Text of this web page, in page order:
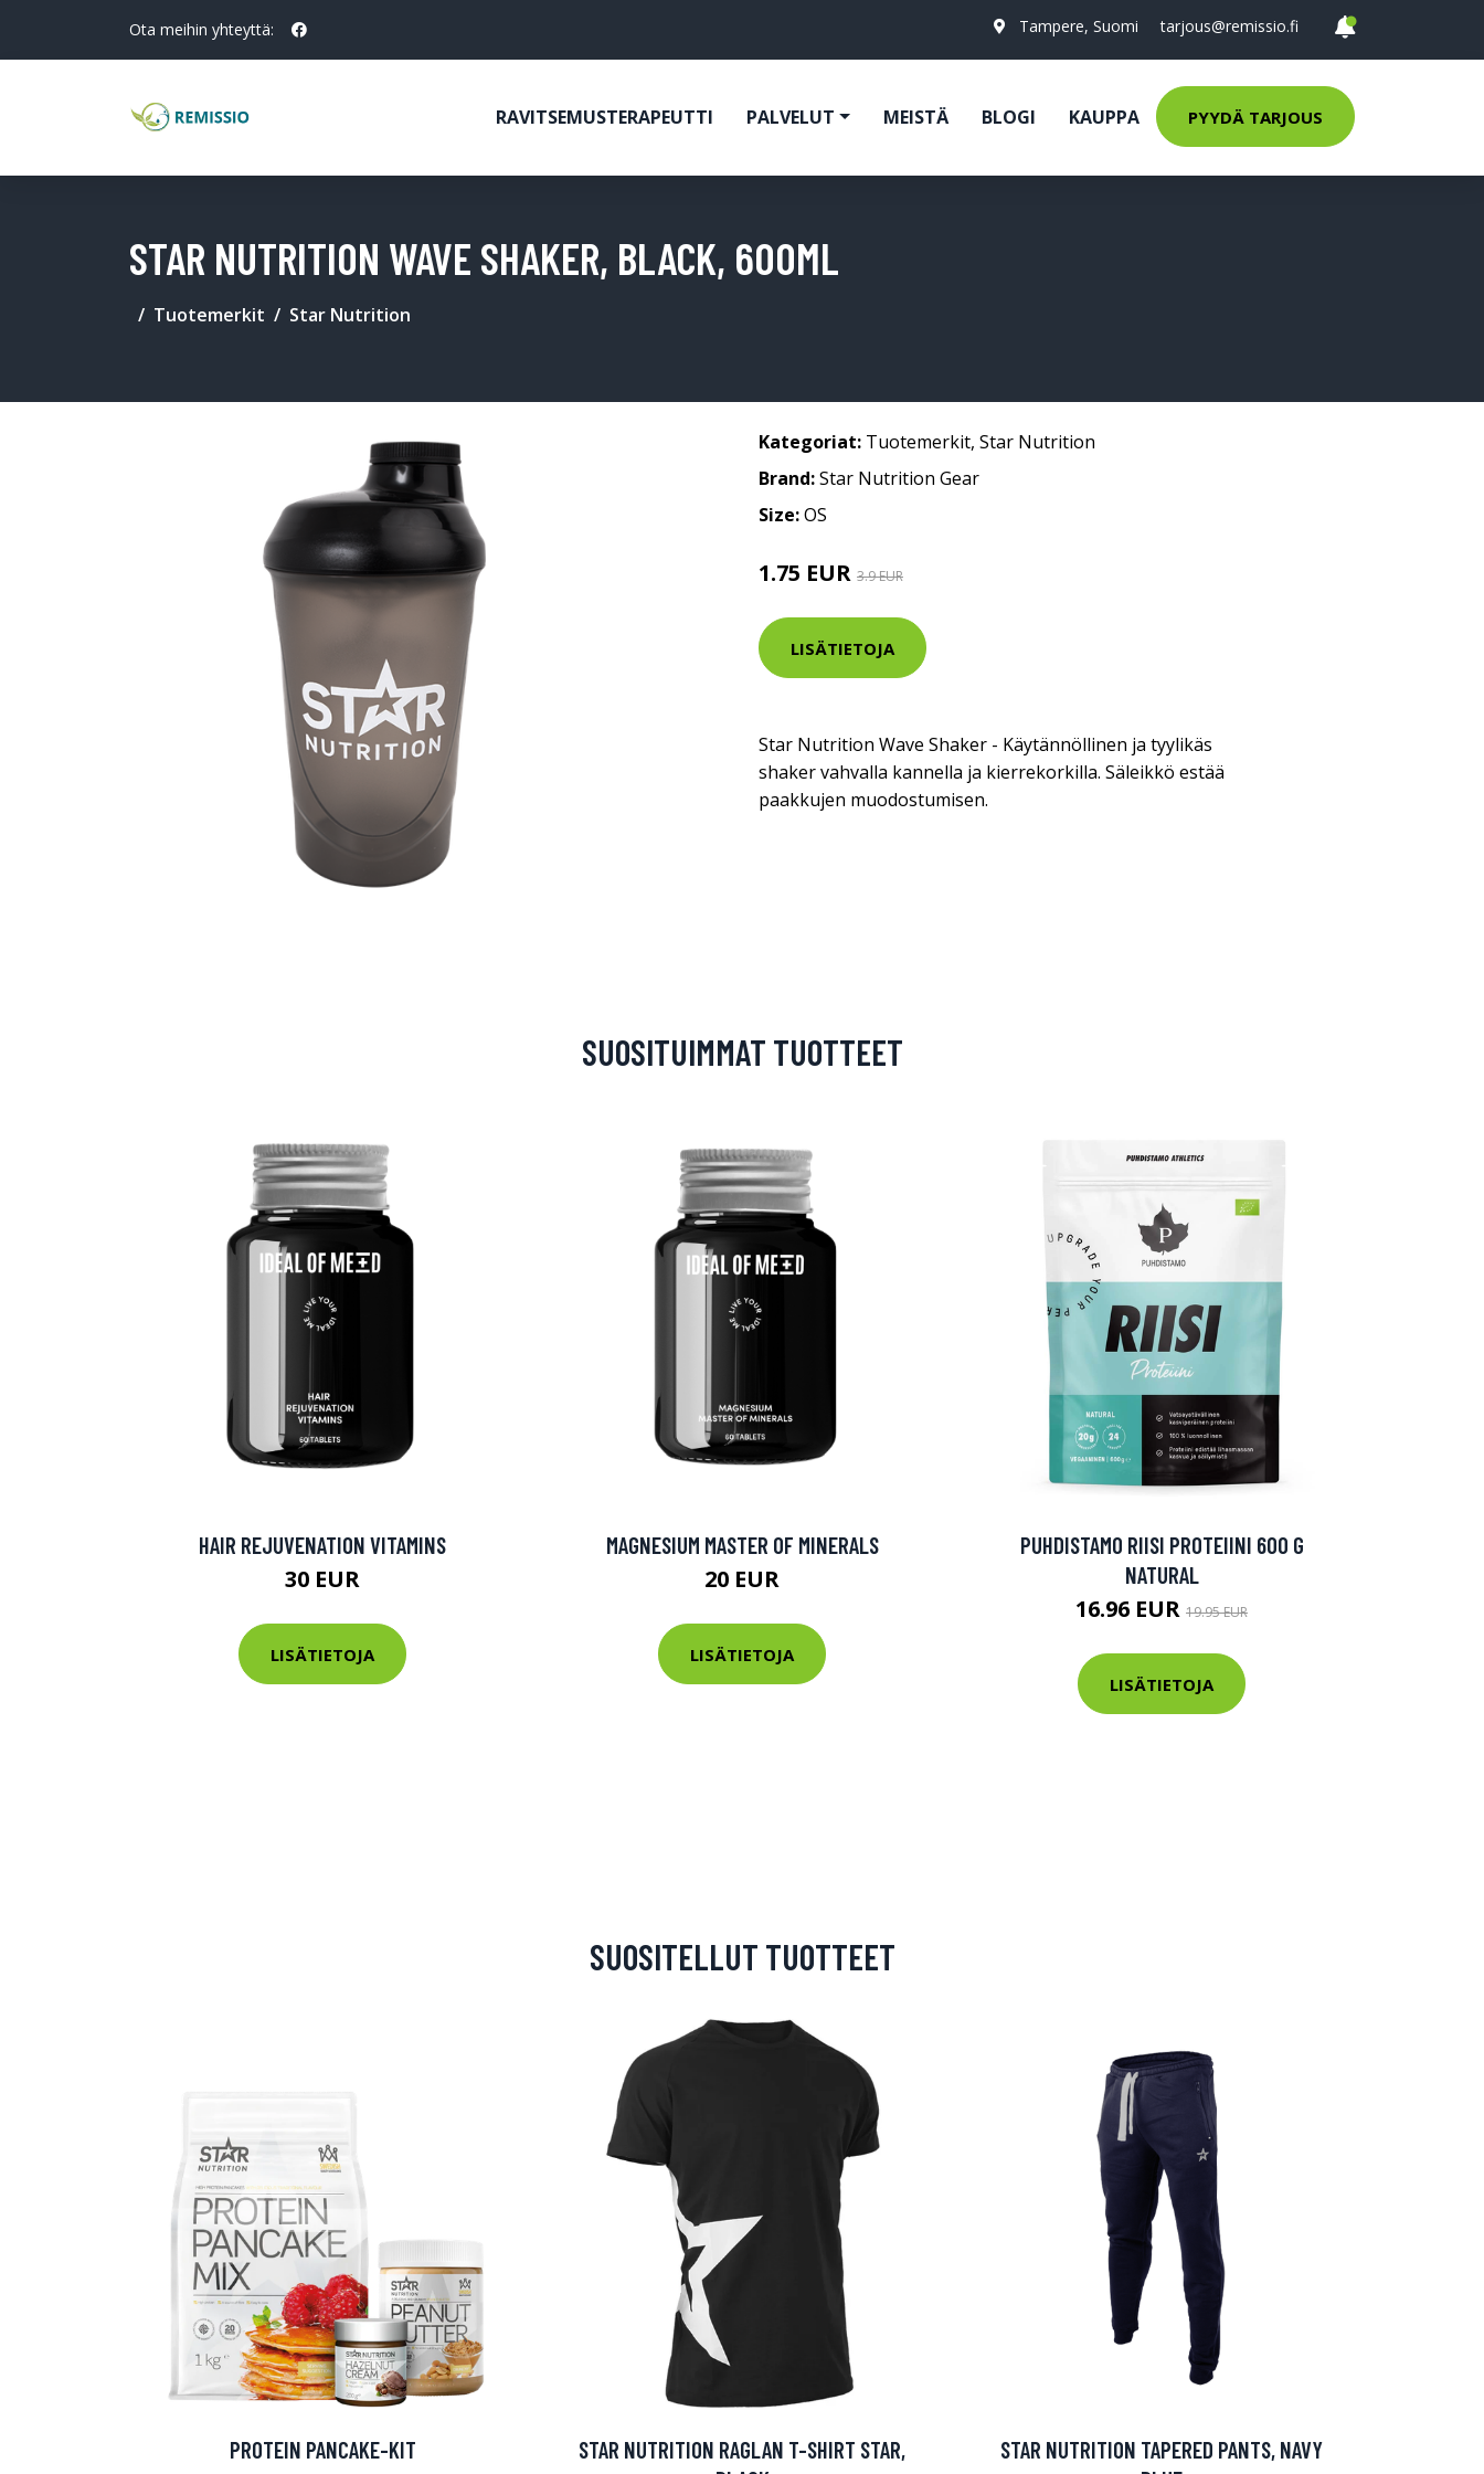
Ota meihin yhteyttä: Tampere, Suomi tarjous@remissio.fi
RAVITSEMUSTERAPEUTTI PALVELUT MEISTÄ BLOGI KAUPPA PYYDÄ TARJOUS
STAR NUTRITION WAVE SHAKER, BLACK, 600ML
Tuotemerkit Star Nutrition
Kategoriat: Tuotemerkit, Star Nutrition
Brand:Star Nutrition Gear
Size:OS
1.75 EUR 3.9 EUR
LISÄTIETOJA
Star Nutrition Wave Shaker - Käytännöllinen ja tyylikäs
shaker vahvalla kannella ja kierrekorkilla. Säleikkö estää
paakkujen muodostumisen.
SUOSITUIMMAT TUOTTEET
HAIR REJUVENATION VITAMINS
30 EUR
LISÄTIETOJA
MAGNESIUM MASTER OF MINERALS
20 EUR
LISÄTIETOJA
PUHDISTAMO RIISI PROTEIINI 600 G
NATURAL
16.96 EUR 19.95 EUR
LISÄTIETOJA
SUOSITELLUT TUOTTEET
PROTEIN PANCAKE-KIT
STAR NUTRITION RAGLAN T-SHIRT STAR,
STAR NUTRITION TAPERED PANTS, NAVY
Erikoistarjous
Sponsoriltamme
IdealofMeD Kauppa